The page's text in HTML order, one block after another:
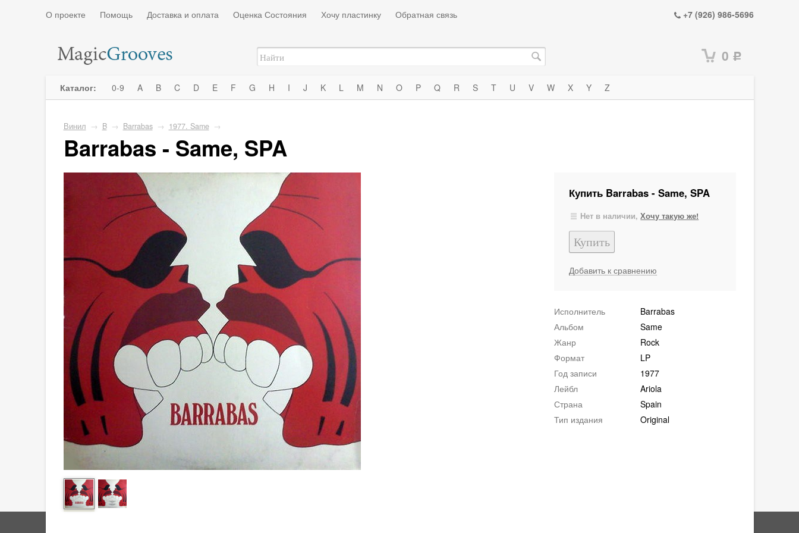
О проекте Помощь Доставка и оплата Оценка Состояния Хочу пластинку Обратная связь +7 (926) 986-5696
0 Р
Каталог: 0-9 A B C D E F G H I J K L M N O P Q R S T U V W X Y Z
Винил → B → Barrabas → 1977. Same →
Barrabas - Same, SPA
Купить Barrabas - Same, SPA
Нет в наличии,Хочу такую же!
Добавить к сравнению
Исполнитель
Barrabas
Альбом
Same
Жанр
Rock
Формат
LP
Год записи
1977
Лейбл
Ariola
Страна
Spain
Тип издания
Original